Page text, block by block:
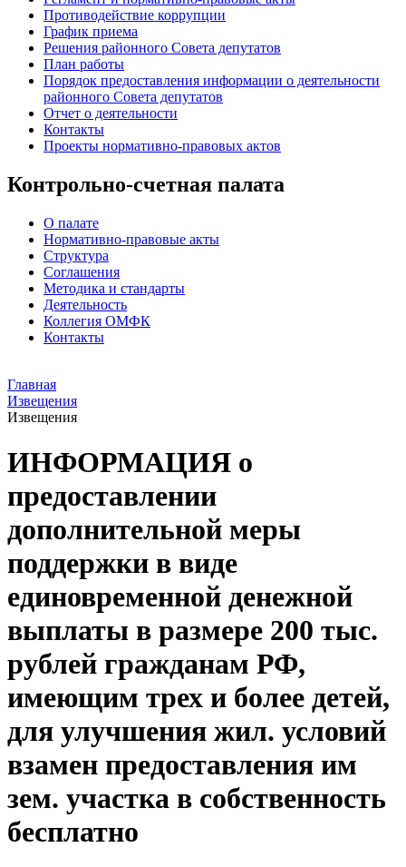
Противодействие коррупции
График приема
Решения районного Совета депутатов
План работы
Порядок предоставления информации о деятельности
районного Совета депутатов
Отчет о деятельности
Контакты
Проекты нормативно-правовых актов
Контрольно-счетная палата
О палате
Нормативно-правовые акты
Структура
Соглашения
Методика и стандарты
Деятельность
Коллегия ОМФК
Контакты
Главная
Извещения
Извещения
ИНФОРМАЦИЯ о
предоставлении
дополнительной меры
поддержки в виде
единовременной денежной
выплаты в размере 200 тыс.
рублей гражданам РФ,
имеющим трех и более детей,
для улучшения жил. условий
взамен предоставления им
зем. участка в собственность
бесплатно